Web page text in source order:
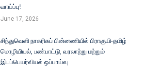
வாய்ப்பு!
June 17, 2026
சிந்துவெளி நாகரிகப் பின்னணியில் பிராகுயி-தமிழ்
மொழியியல், பண்பாட்டு, வரலாற்று மற்றும்
இடப்பெயர்வியல் ஒப்பாய்வு